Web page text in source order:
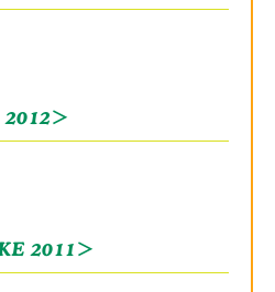
＞
2011＞